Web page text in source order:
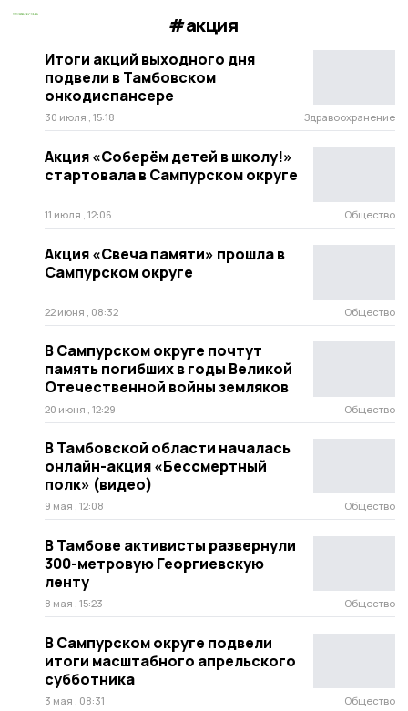
#акция
Итоги акций выходного дня
подвели в Тамбовском
онкодиспансере
30 июля , 15:18 Здравоохранение
Акция «Соберём детей в школу!»
стартовала в Сампурском округе
11 июля , 12:06 Общество
Акция «Свеча памяти» прошла в
Сампурском округе
22 июня , 08:32 Общество
В Сампурском округе почтут
память погибших в годы Великой
Отечественной войны земляков
20 июня , 12:29 Общество
В Тамбовской области началась
онлайн-акция «Бессмертный
полк» (видео)
9 мая , 12:08 Общество
В Тамбове активисты развернули
300-метровую Георгиевскую
ленту
8 мая , 15:23 Общество
В Сампурском округе подвели
итоги масштабного апрельского
субботника
3 мая , 08:31 Общество